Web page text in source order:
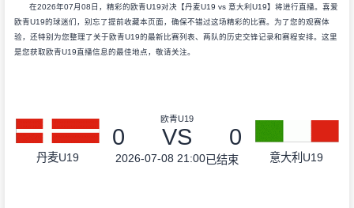
在2026年07月08日，精彩的欧青U19对决【丹麦U19 vs 意大利U19】将进行直播。喜爱
欧青U19的球迷们，别忘了提前收藏本页面，确保不错过这场精彩的比赛。为了您的观赛体
验，还特别为您整理了关于欧青U19的最新比赛列表、两队的历史交锋记录和赛程安排。这里
是您获取欧青U19直播信息的最佳地点，敬请关注。
丹麦U19
欧青U19
0 VS 0
2026-07-08 21:00已结束 意大利U19